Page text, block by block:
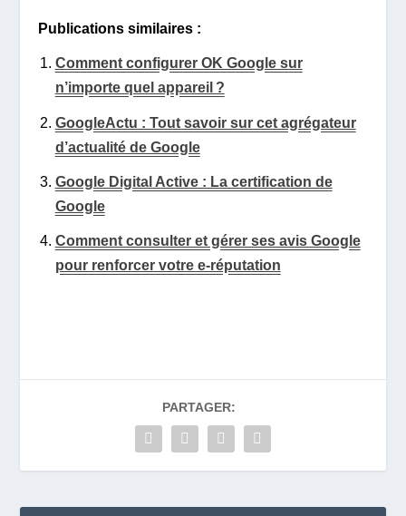
Publications similaires :
Comment configurer OK Google sur
n’importe quel appareil ?
GoogleActu : Tout savoir sur cet agrégateur
d’actualité de Google
Google Digital Active : La certification de
Google
Comment consulter et gérer ses avis Google
pour renforcer votre e-réputation
PARTAGER: